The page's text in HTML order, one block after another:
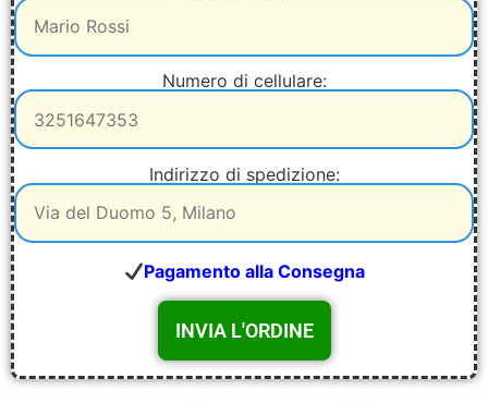
Numero di cellulare:
Indirizzo di spedizione:
Pagamento alla Consegna